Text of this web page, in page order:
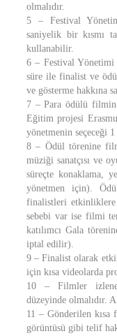
olmalıdır.
5 – Festival
saniyelik bir kısmı
kullanabilir.
6 – Festival Yönetimi
süre ile finalist ve
ve gösterme hakkına
7 – Para ödülü filmin
Eğitim projesi
yönetmenin seçeceği
8 – Ödül törenine
müziği sanatçısı ve
süreçte konaklama,
yönetmen için).
finalistleri etkinliklere
sebebi var ise filmi
katılımcı Gala
iptal edilir).
9 – Finalist olarak
için kısa videolarda
10 – Filmler
düzeyinde olmalıdır.
11 – Gönderilen
görüntüsü gibi telif